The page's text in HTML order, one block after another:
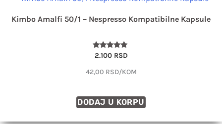
Kimbo Amalfi 50/1 – Nespresso Kompatibilne Kapsule
Ocenjeno
od 5
2.100 RSD
42,00 RSD/KOM
DODAJ U KORPU